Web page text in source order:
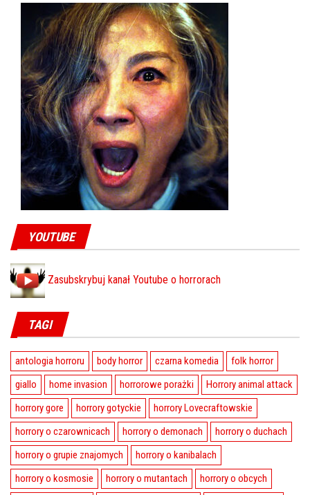
YOUTUBE
Zasubskrybuj kanał Youtube o horrorach
TAGI
antologia horroru body horror czarna komedia
folk horror
giallo
home invasion horrorowe porażki
Horrory animal attack
horrory gore
horrory gotyckie
horrory Lovecraftowskie
horrory o czarownicach
horrory o demonach
horrory o duchach
horrory o grupie znajomych
horrory o kanibalach
horrory o kosmosie
horrory o mutantach
horrory o obcych